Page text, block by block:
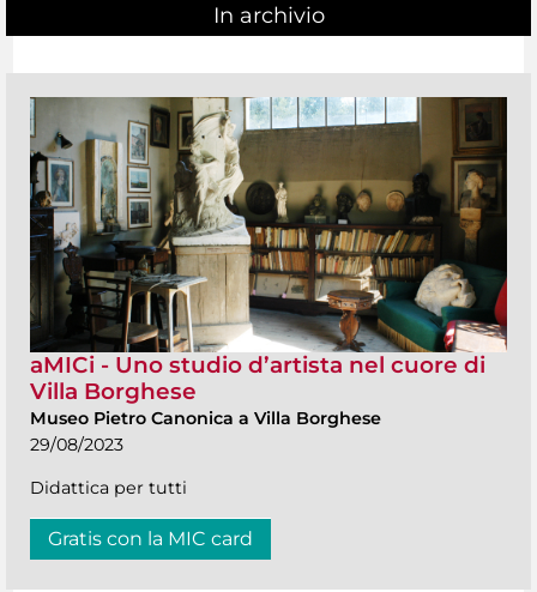
In archivio
aMICi - Uno studio d’artista nel cuore di
Villa Borghese
Museo Pietro Canonica a Villa Borghese
29/08/2023
Didattica per tutti
Gratis con la MIC card